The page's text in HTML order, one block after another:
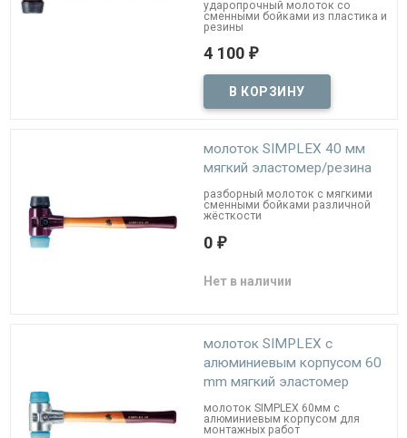
ударопрочный молоток со
сменными бойками из пластика и
резины
4 100 ₽
молоток SIMPLEX 40 мм
мягкий эластомер/резина
разборный молоток с мягкими
сменными бойками различной
жёсткости
0 ₽
Нет в наличии
молоток SIMPLEX c
алюминиевым корпусом 60
mm мягкий эластомер
молоток SIMPLEX 60мм c
алюминиевым корпусом для
монтажных работ